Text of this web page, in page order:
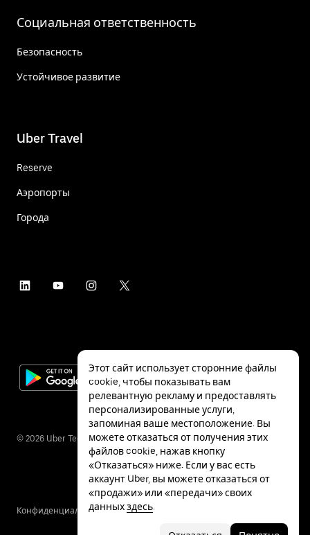
Социальная ответственность
Безопасность
Устойчивое развитие
Uber Travel
Reserve
Аэропорты
Города
© 2026 Uber Technologies Inc.
КонфиденциальностьСпециальные
Этот сайт использует сторонние файлы
cookie, чтобы показывать вам
релевантную рекламу и предоставлять
персонализированные услуги,
запоминая ваше местоположение. Вы
можете отказаться от получения этих
файлов cookie, нажав кнопку
«Отказаться» ниже. Если у вас есть
аккаунт Uber, вы можете отказаться от
«продажи» или «передачи» своих
данныхздесь.